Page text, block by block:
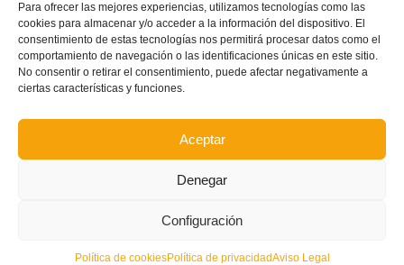
Para ofrecer las mejores experiencias, utilizamos tecnologías como las
cookies para almacenar y/o acceder a la información del dispositivo. El
consentimiento de estas tecnologías nos permitirá procesar datos como el
comportamiento de navegación o las identificaciones únicas en este sitio.
No consentir o retirar el consentimiento, puede afectar negativamente a
ciertas características y funciones.
Aceptar
Denegar
Configuración
Política de cookiesPolítica de privacidadAviso Legal
@FedFutbolCeuta
10:00 am
EN DIRECTE ➥
https://t.co/OM8atQqf7q